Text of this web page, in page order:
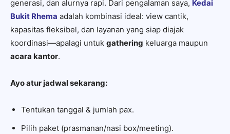
generasi, dan alurnya rapi. Dari pengalaman saya, Kedai
Bukit Rhema adalah kombinasi ideal: view cantik,
kapasitas fleksibel, dan layanan yang siap diajak
koordinasi—apalagi untuk gathering keluarga maupun
acara kantor.
Ayo atur jadwal sekarang:
Tentukan tanggal & jumlah pax.
Pilih paket (prasmanan/nasi box/meeting).